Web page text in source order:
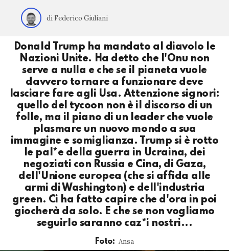
di Federico Giuliani
Donald Trump ha mandato al diavolo le
Nazioni Unite. Ha detto che l'Onu non
serve a nulla e che se il pianeta vuole
davvero tornare a funzionare deve
lasciare fare agli Usa. Attenzione signori:
quello del tycoon non è il discorso di un
folle, ma il piano di un leader che vuole
plasmare un nuovo mondo a sua
immagine e somiglianza. Trump si è rotto
le pal*e della guerra in Ucraina, dei
negoziati con Russia e Cina, di Gaza,
dell'Unione europea (che si affida alle
armi di Washington) e dell'industria
green. Ci ha fatto capire che d'ora in poi
giocherà da solo. E che se non vogliamo
seguirlo saranno caz*i nostri...
Foto: Ansa